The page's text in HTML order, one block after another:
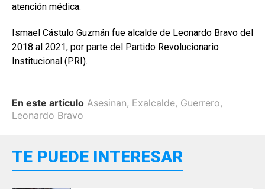
atención médica.
Ismael Cástulo Guzmán fue alcalde de Leonardo Bravo del
2018 al 2021, por parte del Partido Revolucionario
Institucional (PRI).
En este artículo Asesinan, Exalcalde, Guerrero,
Leonardo Bravo
TE PUEDE INTERESAR